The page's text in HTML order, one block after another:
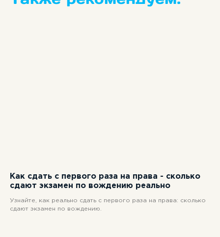
Как сдать с первого раза на права - сколько
сдают экзамен по вождению реально
Узнайте, как реально сдать с первого раза на права: сколько
сдают экзамен по вождению.